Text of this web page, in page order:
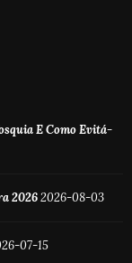
E Como Evitá-
20262026-08-03
07-15